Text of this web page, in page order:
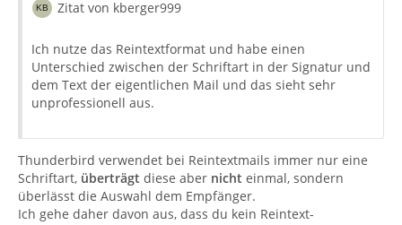
Zitat von kberger999
Ich nutze das Reintextformat und habe einen
Unterschied zwischen der Schriftart in der Signatur und
dem Text der eigentlichen Mail und das sieht sehr
unprofessionell aus.
Thunderbird verwendet bei Reintextmails immer nur eine
Schriftart, überträgt diese aber nicht einmal, sondern
überlässt die Auswahl dem Empfänger.
Ich gehe daher davon aus, dass du kein Reintext-